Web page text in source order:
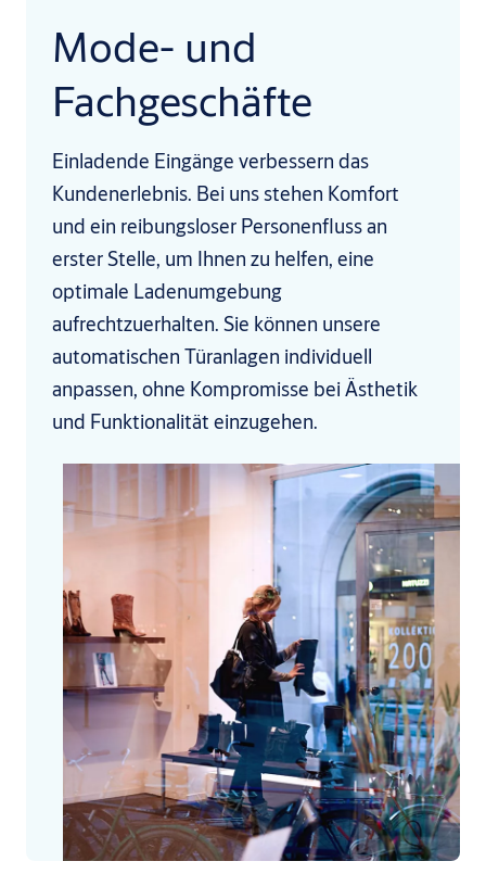
Mode- und
Fachgeschäfte
Einladende Eingänge verbessern das
Kundenerlebnis. Bei uns stehen Komfort
und ein reibungsloser Personenfluss an
erster Stelle, um Ihnen zu helfen, eine
optimale Ladenumgebung
aufrechtzuerhalten. Sie können unsere
automatischen Türanlagen individuell
anpassen, ohne Kompromisse bei Ästhetik
und Funktionalität einzugehen.